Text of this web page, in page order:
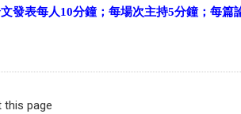
發表每人10分鐘；每場次主持5分鐘；每篇
this page